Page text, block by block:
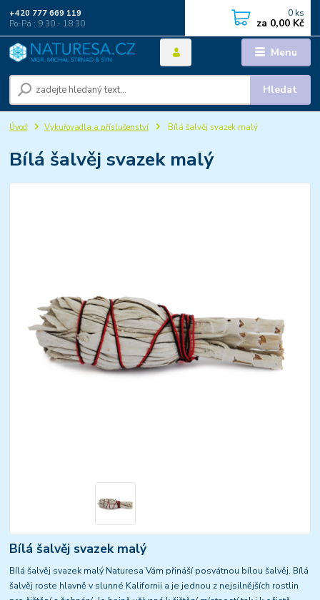
Menu
Hledat
+420 777 669 119
Po-Pá : 9:30 - 18:30
0 ks
za 0,00 Kč
Úvod Vykuřovadla a příslušenství Bílá šalvěj svazek malý
Bílá šalvěj svazek malý
Bílá šalvěj svazek malý
Bílá šalvěj svazek malý Naturesa Vám přináší posvátnou bílou šalvěj. Bílá
šalvěj roste hlavně v slunné Kalifornii a je jednou z nejsilnějších rostlin